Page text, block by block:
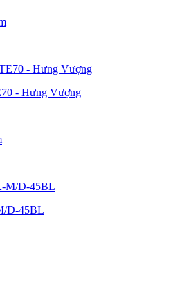
- Hưng Vượng
D-45BL